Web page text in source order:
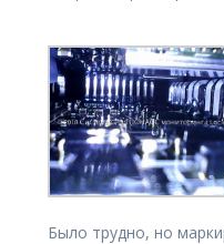
Было трудно, но